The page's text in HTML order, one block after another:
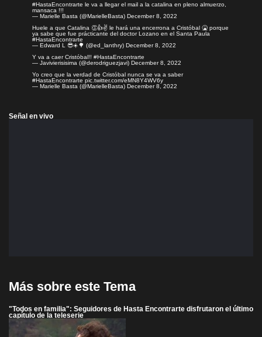
#HastaEncontrarte le va a llegar el mail a la catalina en pleno almuerzo,
mansaca !!!
— Marielle Basta (@MarielleBasta) December 8, 2022
Huele a que Catalina 👏👍✌️ le hará una encerrona a Cristóbal 🤮 porque
ya sabe que fue prácticante del doctor Lozano en el Santa Paula
#HastaEncontrarte
— Edward L 😎☀️🌳 (@ed_lanthry) December 8, 2022
Y va a caer Cristóbal!! #HastaEncontrarte
— Javivierisisima (@derodriguezjavi) December 8, 2022
Yo creo que la verdad de Cristóbal nunca se va a saber
#HastaEncontrarte pic.twitter.com/eMN8Y4WV6y
— Marielle Basta (@MarielleBasta) December 8, 2022
Señal en vivo
Más sobre este Tema
"Todos en familia": Seguidores de Hasta Encontrarte disfrutaron el último
capítulo de la teleserie